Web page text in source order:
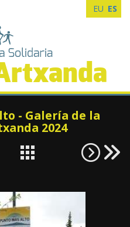
ES
EU
- Galería de la
2024